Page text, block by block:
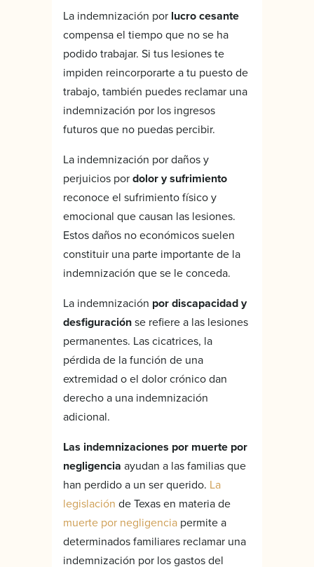
La indemnización por lucro cesante
compensa el tiempo que no se ha
podido trabajar. Si tus lesiones te
impiden reincorporarte a tu puesto de
trabajo, también puedes reclamar una
indemnización por los ingresos
futuros que no puedas percibir.
La indemnización por daños y
perjuicios pordolor y sufrimiento
reconoce el sufrimiento físico y
emocional que causan las lesiones.
Estos daños no económicos suelen
constituir una parte importante de la
indemnización que se le conceda.
La indemnización por discapacidad y
desfiguraciónse refiere a las lesiones
permanentes. Las cicatrices, la
pérdida de la función de una
extremidad o el dolor crónico dan
derecho a una indemnización
adicional.
Las indemnizaciones por muerte por
negligencia ayudan a las familias que
han perdido a un ser querido. La
legislación de Texas en materia de
muerte por negligencia permite a
determinados familiares reclamar una
indemnización por los gastos del